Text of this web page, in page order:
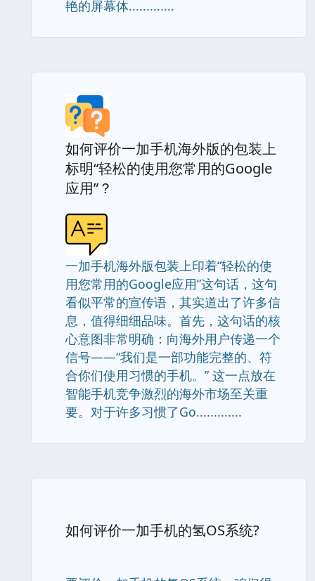
艳的屏幕体.............
如何评价一加手机海外版的包装上
标明“轻松的使用您常用的Google
应用”？
一加手机海外版包装上印着“轻松的使
用您常用的Google应用”这句话，这句
看似平常的宣传语，其实道出了许多信
息，值得细细品味。首先，这句话的核
心意图非常明确：向海外用户传递一个
信号——“我们是一部功能完整的、符
合你们使用习惯的手机。” 这一点放在
智能手机竞争激烈的海外市场至关重
要。对于许多习惯了Go.............
如何评价一加手机的氢OS系统?